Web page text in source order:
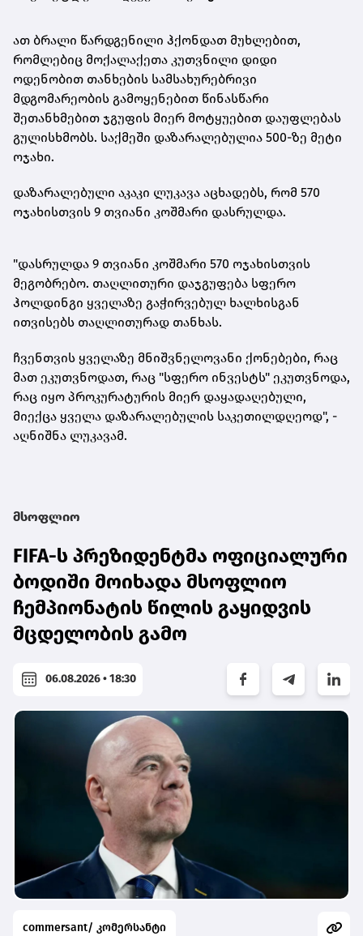
ათ ბრალი წარდგენილი ჰქონდათ მუხლებით,
რომლებიც მოქალაქეთა კუთვნილი დიდი
ოდენობით თანხების სამსახურებრივი
მდგომარეობის გამოყენებით წინასწარი
შეთანხმებით ჯგუფის მიერ მოტყუებით დაუფლებას
გულისხმობს. საქმეში დაზარალებულია 500-ზე მეტი
ოჯახი.
დაზარალებული აკაკი ლუკავა აცხადებს, რომ 570
ოჯახისთვის 9 თვიანი კოშმარი დასრულდა.
"დასრულდა 9 თვიანი კოშმარი 570 ოჯახისთვის
მეგობრებო. თაღლითური დაჯგუფება სფერო
ჰოლდინგი ყველაზე გაჭირვებულ ხალხისგან
ითვისებს თაღლითურად თანხას.
ჩვენთვის ყველაზე მნიშვნელოვანი ქონებები, რაც
მათ ეკუთვნოდათ, რაც "სფერო ინვესტს" ეკუთვნოდა,
რაც იყო პროკურატურის მიერ დაყადაღებული,
მიექცა ყველა დაზარალებულის საკეთილდღეოდ", -
აღნიშნა ლუკავამ.
მსოფლიო
FIFA-ს პრეზიდენტმა ოფიციალური
ბოდიში მოიხადა მსოფლიო
ჩემპიონატის წილის გაყიდვის
მცდელობის გამო
06.08.2026 • 18:30
commersant/ კომერსანტი